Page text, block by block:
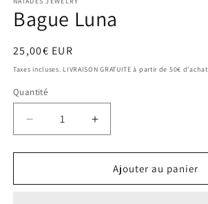
Bague Luna
Prix
habituel
25,00€ EUR
Taxes incluses. LIVRAISON GRATUITE à partir de 50€ d'achat
Quantité
Réduire
la
quantité
Bague
Augmenter
la
quantité
Bague
Ajouter au panier